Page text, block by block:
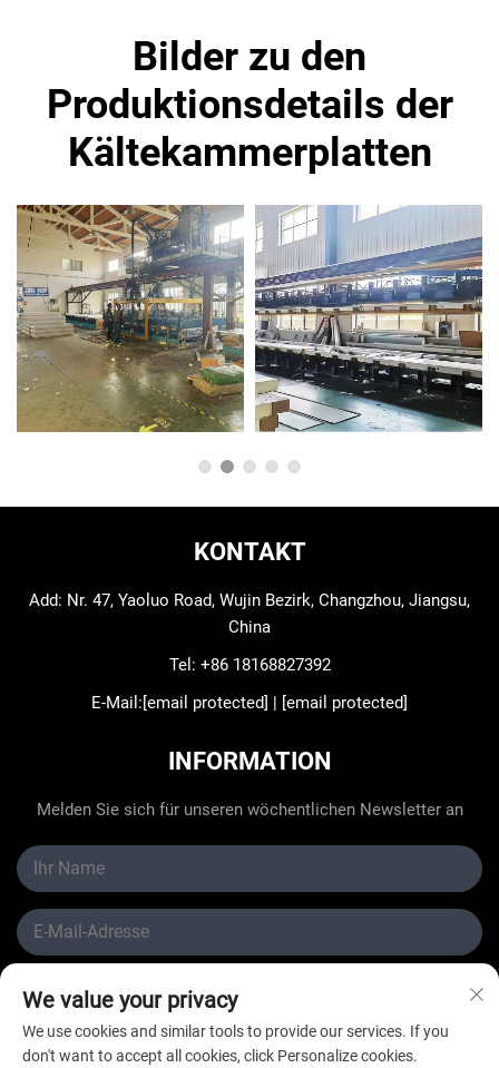
Bilder zu den
Produktionsdetails der
Kältekammerplatten
KONTAKT
Add: Nr. 47, Yaoluo Road, Wujin Bezirk, Changzhou, Jiangsu,
China
Tel: +86 18168827392
E-Mail:[email protected] | [email protected]
INFORMATION
Melden Sie sich für unseren wöchentlichen Newsletter an
Absenden
We value your privacy
We use cookies and similar tools to provide our services. If you
don't want to accept all cookies, click Personalize cookies.